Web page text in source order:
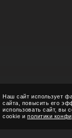
Наш сайт использует
сайта, повысить его
использовать сайт, вы
cookie и политики